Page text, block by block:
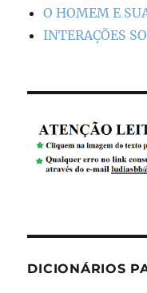
O HOMEM E
INTERAÇÕES
DICIONÁRIOS